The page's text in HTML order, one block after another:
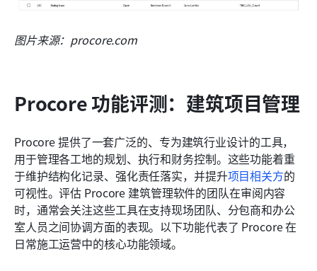
图片来源：procore.com
Procore 功能评测：建筑项目管理
Procore 提供了一套广泛的、专为建筑行业设计的工具，
用于管理各工地的规划、执行和财务控制。这些功能着重
于维护结构化记录、强化责任落实，并提升项目相关方的
可视性。评估 Procore 建筑管理软件的团队在审阅内容
时，通常会关注这些工具在支持现场团队、分包商和办公
室人员之间协调方面的表现。以下功能代表了 Procore 在
日常施工运营中的核心功能领域。